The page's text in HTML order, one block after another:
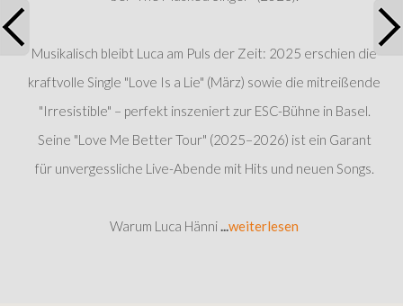
Musikalisch bleibt Luca am Puls der Zeit: 2025 erschien die
kraftvolle Single "Love Is a Lie" (März) sowie die mitreißende
"Irresistible" – perfekt inszeniert zur ESC-Bühne in Basel.
Seine "Love Me Better Tour" (2025–2026) ist ein Garant
für unvergessliche Live-Abende mit Hits und neuen Songs.
Warum Luca Hänni weiterlesen